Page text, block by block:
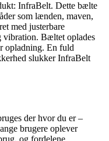
InfraBelt. Dette bælte
som lænden, maven,
med justerbare
vibration. Bæltet oplades
opladning. En fuld
slukker InfraBelt
der hvor du er –
brugere oplever
og fordelene